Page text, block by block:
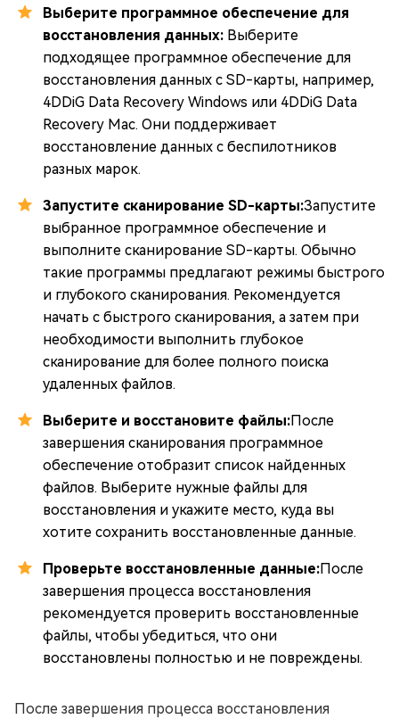
Выберите программное обеспечение для
восстановления данных: Выберите
подходящее программное обеспечение для
восстановления данных с SD-карты, например,
4DDiG Data Recovery Windows или 4DDiG Data
Recovery Mac. Они поддерживает
восстановление данных с беспилотников
разных марок.
Запустите сканирование SD-карты:Запустите
выбранное программное обеспечение и
выполните сканирование SD-карты. Обычно
такие программы предлагают режимы быстрого
и глубокого сканирования. Рекомендуется
начать с быстрого сканирования, а затем при
необходимости выполнить глубокое
сканирование для более полного поиска
удаленных файлов.
Выберите и восстановите файлы:После
завершения сканирования программное
обеспечение отобразит список найденных
файлов. Выберите нужные файлы для
восстановления и укажите место, куда вы
хотите сохранить восстановленные данные.
Проверьте восстановленные данные:После
завершения процесса восстановления
рекомендуется проверить восстановленные
файлы, чтобы убедиться, что они
восстановлены полностью и не повреждены.
После завершения процесса восстановления